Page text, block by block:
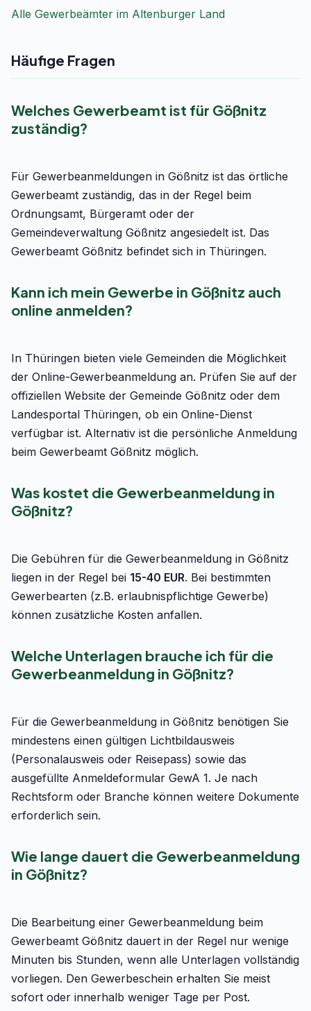
Alle Gewerbeämter im Altenburger Land
Häufige Fragen
Welches Gewerbeamt ist für Gößnitz
zuständig?
Für Gewerbeanmeldungen in Gößnitz ist das örtliche
Gewerbeamt zuständig, das in der Regel beim
Ordnungsamt, Bürgeramt oder der
Gemeindeverwaltung Gößnitz angesiedelt ist. Das
Gewerbeamt Gößnitz befindet sich in Thüringen.
Kann ich mein Gewerbe in Gößnitz auch
online anmelden?
In Thüringen bieten viele Gemeinden die Möglichkeit
der Online-Gewerbeanmeldung an. Prüfen Sie auf der
offiziellen Website der Gemeinde Gößnitz oder dem
Landesportal Thüringen, ob ein Online-Dienst
verfügbar ist. Alternativ ist die persönliche Anmeldung
beim Gewerbeamt Gößnitz möglich.
Was kostet die Gewerbeanmeldung in
Gößnitz?
Die Gebühren für die Gewerbeanmeldung in Gößnitz
liegen in der Regel bei 15-40 EUR. Bei bestimmten
Gewerbearten (z.B. erlaubnispflichtige Gewerbe)
können zusätzliche Kosten anfallen.
Welche Unterlagen brauche ich für die
Gewerbeanmeldung in Gößnitz?
Für die Gewerbeanmeldung in Gößnitz benötigen Sie
mindestens einen gültigen Lichtbildausweis
(Personalausweis oder Reisepass) sowie das
ausgefüllte Anmeldeformular GewA 1. Je nach
Rechtsform oder Branche können weitere Dokumente
erforderlich sein.
Wie lange dauert die Gewerbeanmeldung
in Gößnitz?
Die Bearbeitung einer Gewerbeanmeldung beim
Gewerbeamt Gößnitz dauert in der Regel nur wenige
Minuten bis Stunden, wenn alle Unterlagen vollständig
vorliegen. Den Gewerbeschein erhalten Sie meist
sofort oder innerhalb weniger Tage per Post.